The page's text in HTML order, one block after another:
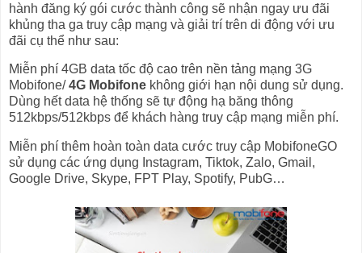
hành đăng ký gói cước thành công sẽ nhận ngay ưu đãi
khủng tha ga truy cập mạng và giải trí trên di động với ưu
đãi cụ thể như sau:
Miễn phí 4GB data tốc độ cao trên nền tảng mạng 3G
Mobifone/4G Mobifone không giới hạn nội dung sử dụng.
Dùng hết data hệ thống sẽ tự động hạ băng thông
512kbps/512kbps để khách hàng truy cập mạng miễn phí.
Miễn phí thêm hoàn toàn data cước truy cập MobifoneGO
sử dụng các ứng dụng Instagram, Tiktok, Zalo, Gmail,
Google Drive, Skype, FPT Play, Spotify, PubG…